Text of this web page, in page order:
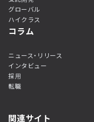
グローバル
ハイクラス
コラム
ニュース・リリース
インタビュー
採用
転職
関連サイト